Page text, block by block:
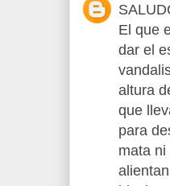
El que
dar el
altura
que
para
mata